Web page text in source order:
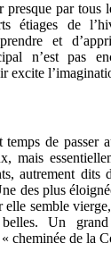
par tous
étiages de
et
n’est pas
excite
de passer
mais
autrement dits
des plus
semble
Un
cheminée de la